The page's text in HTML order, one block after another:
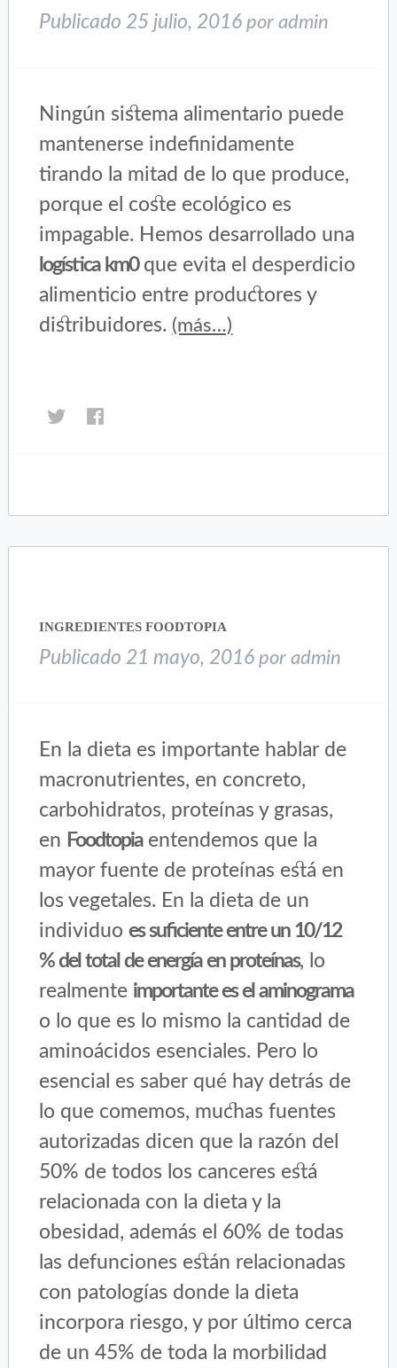
Publicado 25 julio, 2016 por admin
Ningún sistema alimentario puede
mantenerse indefinidamente
tirando la mitad de lo que produce,
porque el coste ecológico es
impagable. Hemos desarrollado una
logística km0que evita el desperdicio
alimenticio entre productores y
distribuidores. (más…)
Haz
clic
Twitter
abre
nueva)
Facebook
abre
nueva)
INGREDIENTES FOODTOPIA
Publicado 21 mayo, 2016 por admin
En la dieta es importante hablar de
macronutrientes, en concreto,
carbohidratos, proteínas y grasas,
en Foodtopiaentendemos que la
mayor fuente de proteínas está en
los vegetales. En la dieta de un
individuoes suficiente entre un 10/12
% del total de energía en proteínas, lo
realmente importante es el aminograma
o lo que es lo mismo la cantidad de
aminoácidos esenciales. Pero lo
esencial es saber qué hay detrás de
lo que comemos, muchas fuentes
autorizadas dicen que la razón del
50% de todos los canceres está
relacionada con la dieta y la
obesidad, además el 60% de todas
las defunciones están relacionadas
con patologías donde la dieta
incorpora riesgo, y por último cerca
de un 45% de toda la morbilidad